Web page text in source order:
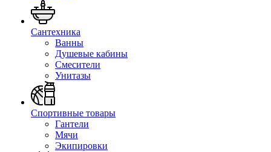
Сантехника
Ванны
Душевые кабины
Смесители
Унитазы
Спортивные товары
Гантели
Мячи
Экипировки